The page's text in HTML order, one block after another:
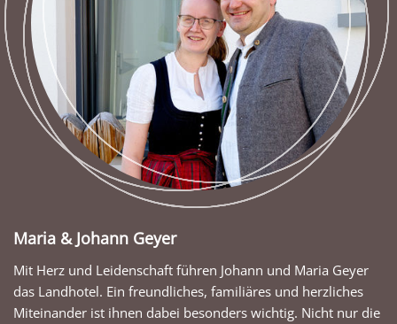
Maria & Johann Geyer
Mit Herz und Leidenschaft führen Johann und Maria Geyer
das Landhotel. Ein freundliches, familiäres und herzliches
Miteinander ist ihnen dabei besonders wichtig. Nicht nur die